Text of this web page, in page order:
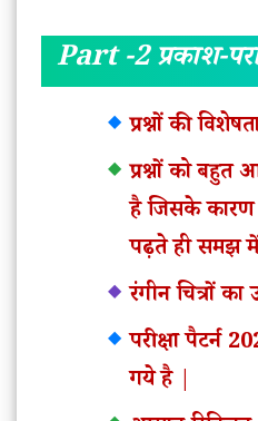
Part -2 प्रकाश-
प्रश्नों की
प्रश्नों को बहुत
है जिसके कारण
पढ़ते ही समझ
रंगीन चित्रों का
परीक्षा पैटर्न
गये है |